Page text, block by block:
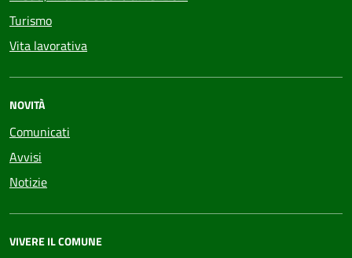
Turismo
Vita lavorativa
NOVITÀ
Comunicati
Avvisi
Notizie
VIVERE IL COMUNE